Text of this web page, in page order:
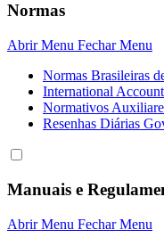
Normas
Abrir Menu Fechar Menu
Normas Brasileiras
International
Normativos
Resenhas Diárias
Manuais e
Abrir Menu Fechar Menu